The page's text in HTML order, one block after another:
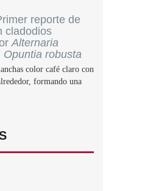
reporte de
cladodios
Alternaria
Opuntia robusta
color café claro con
formando una